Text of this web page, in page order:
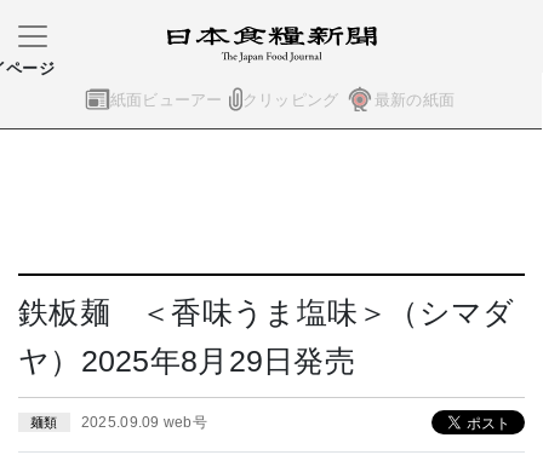
紙面ビューアー クリッピング 最新の紙面
ページ
鉄板麺 ＜香味うま塩味＞（シマダ
ヤ）2025年8月29日発売
麺類 2025.09.09 web号